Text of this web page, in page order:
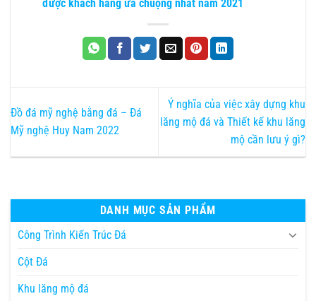
DANH MỤC SẢN PHẨM
Công Trình Kiến Trúc Đá
Cột Đá
Khu lăng mộ đá
được khách hàng ưa chuộng nhất năm 2021
Đồ đá mỹ nghệ bằng đá – Đá
Mỹ nghệ Huy Nam 2022
Ý nghĩa của việc xây dựng khu
lăng mộ đá và Thiết kế khu lăng
mộ cần lưu ý gì?